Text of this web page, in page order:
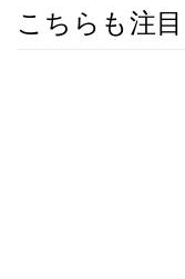
こちらも注目